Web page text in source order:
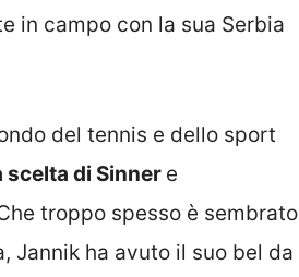
in campo con la sua Serbia
del tennis e dello sport
di Sinner e
troppo spesso è sembrato
Jannik ha avuto il suo bel da